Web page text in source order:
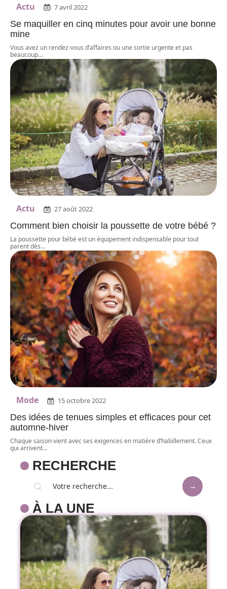
Actu 7 avril 2022
Se maquiller en cinq minutes pour avoir une bonne
mine
Vous avez un rendez-vous d’affaires ou une sortie urgente et pas
beaucoup…
Actu 27 août 2022
Comment bien choisir la poussette de votre bébé ?
La poussette pour bébé est un équipement indispensable pour tout
parent dès…
Mode 15 octobre 2022
Des idées de tenues simples et efficaces pour cet
automne-hiver
Chaque saison vient avec ses exigences en matière d’habillement. Ceux
qui arrivent…
RECHERCHE
À LA UNE